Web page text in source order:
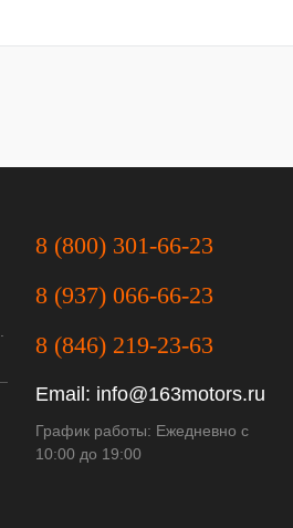
8 (800) 301-66-23
8 (937) 066-66-23
8 (846) 219-23-63
Email: info@163motors.ru
График работы: Ежедневно с
10:00 до 19:00